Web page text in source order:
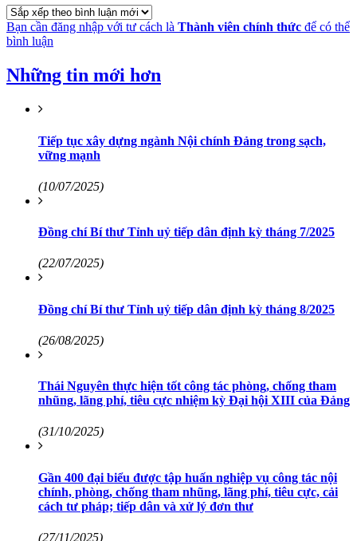
Bạn cần đăng nhập với tư cách là Thành viên chính thức để có thể
bình luận
Những tin mới hơn
Tiếp tục xây dựng ngành Nội chính Đảng trong sạch,
vững mạnh
(10/07/2025)
Đồng chí Bí thư Tỉnh uỷ tiếp dân định kỳ tháng 7/2025
(22/07/2025)
Đồng chí Bí thư Tỉnh uỷ tiếp dân định kỳ tháng 8/2025
(26/08/2025)
Thái Nguyên thực hiện tốt công tác phòng, chống tham
nhũng, lãng phí, tiêu cực nhiệm kỳ Đại hội XIII của Đảng
(31/10/2025)
Gần 400 đại biểu được tập huấn nghiệp vụ công tác nội
chính, phòng, chống tham nhũng, lãng phí, tiêu cực, cải
cách tư pháp; tiếp dân và xử lý đơn thư
(27/11/2025)